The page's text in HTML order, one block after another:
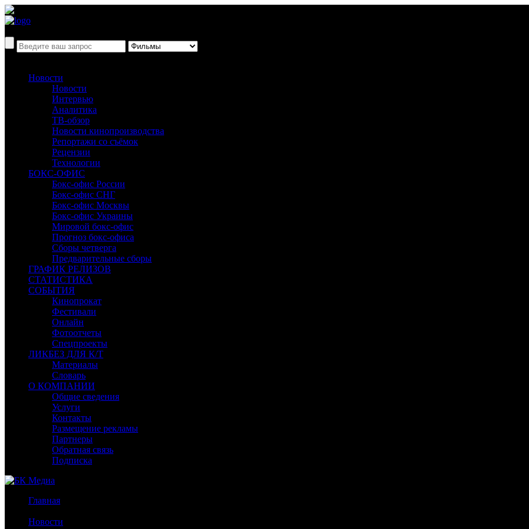
Новости
Новости
Интервью
Аналитика
ТВ-обзор
Новости кинопроизводства
Репортажи со съёмок
Рецензии
Технологии
БОКС-ОФИС
Бокс-офис России
Бокс-офис СНГ
Бокс-офис Москвы
Бокс-офис Украины
Мировой бокс-офис
Прогноз бокс-офиса
Сборы четверга
Предварительные сборы
ГРАФИК РЕЛИЗОВ
СТАТИСТИКА
СОБЫТИЯ
Кинопрокат
Фестивали
Онлайн
Фотоотчеты
Спецпроекты
ЛИКБЕЗ ДЛЯ К/Т
Материалы
Словарь
О КОМПАНИИ
Общие сведения
Услуги
Контакты
Размещение рекламы
Партнеры
Обратная связь
Подписка
Главная
Новости